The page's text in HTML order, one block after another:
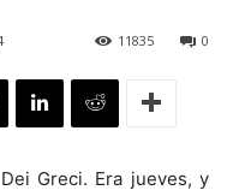
0
11835
Greci. Era jueves, y